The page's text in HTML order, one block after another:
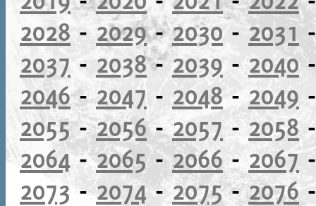
2028 - 2029-2030 -2031
2037 - 2038-2039- 2040
2046-2047 - 2048- 2049
2055-2056-2057-2058
2064-2065-2066- 2067
2073 -2074-2075-2076